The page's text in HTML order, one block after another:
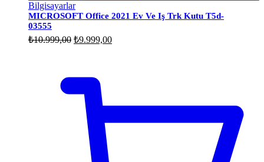
Bilgisayarlar
MICROSOFT Office 2021 Ev Ve Iş Trk Kutu T5d-
03555
₺10.999,00 Orijinal
₺9.999,00Şu